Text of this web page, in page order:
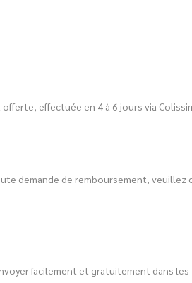
effectuée en 4 à 6 jours via
demande de remboursement, veuillez
facilement et gratuitement dans